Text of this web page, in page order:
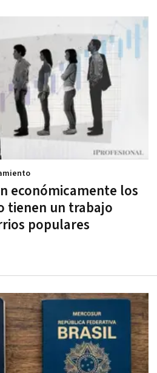
económicamente los
tienen un trabajo
populares